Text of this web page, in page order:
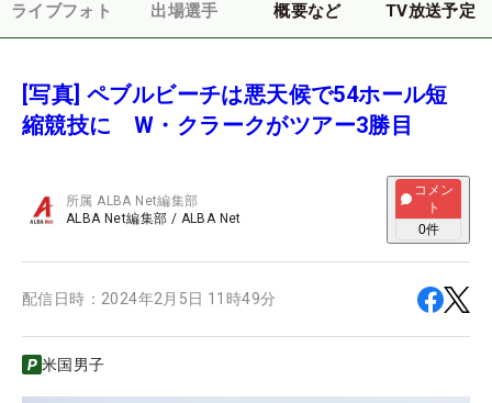
ライブフォト 出場選手 概要など TV放送予定
[写真] ペブルビーチは悪天候で54ホール短
縮競技に W・クラークがツアー3勝目
所属ALBA Net編集部
ALBA Net編集部 / ALBA Net
コメン
ト
0件
配信日時： 2024年2月5日 11時49分
米国男子